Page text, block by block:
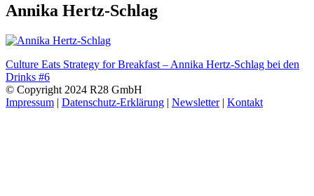
Annika Hertz-Schlag
Culture Eats Strategy for Breakfast – Annika Hertz-Schlag bei den
Drinks #6
© Copyright 2024 R28 GmbH
Impressum | Datenschutz-Erklärung | Newsletter| Kontakt